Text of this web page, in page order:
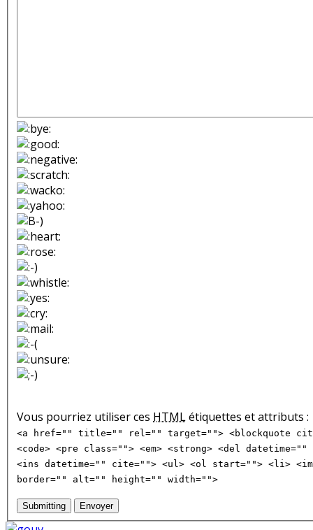
Vous pourriez utiliser ces HTMLétiquettes et attributs :
<a href="" title="" rel="" target=""> <blockquote
<code> <pre class=""> <em> <strong> <del
<ins datetime="" cite=""> <ul> <ol start=""> <li>
border="" alt="" height="" width="">
Submitting Envoyer